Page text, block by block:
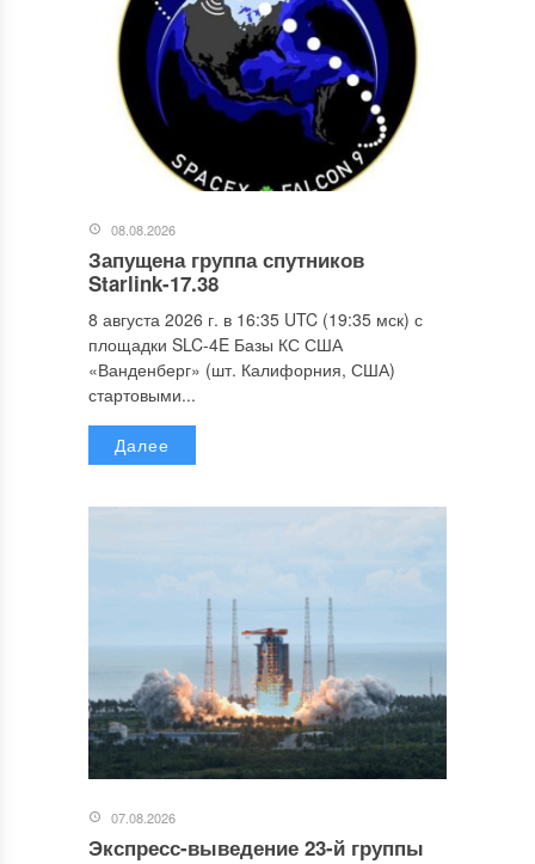
08.08.2026
Запущена группа спутников
Starlink-17.38
8 августа 2026 г. в 16:35 UTC (19:35 мск) с
площадки SLC-4E Базы КС США
«Ванденберг» (шт. Калифорния, США)
стартовыми...
Далее
07.08.2026
Экспресс-выведение 23-й группы